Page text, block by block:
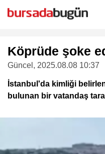
Köprüde şoke
Güncel , 2025.08.08 10:37
İstanbul'da kimliği
bulunan bir vatandaş